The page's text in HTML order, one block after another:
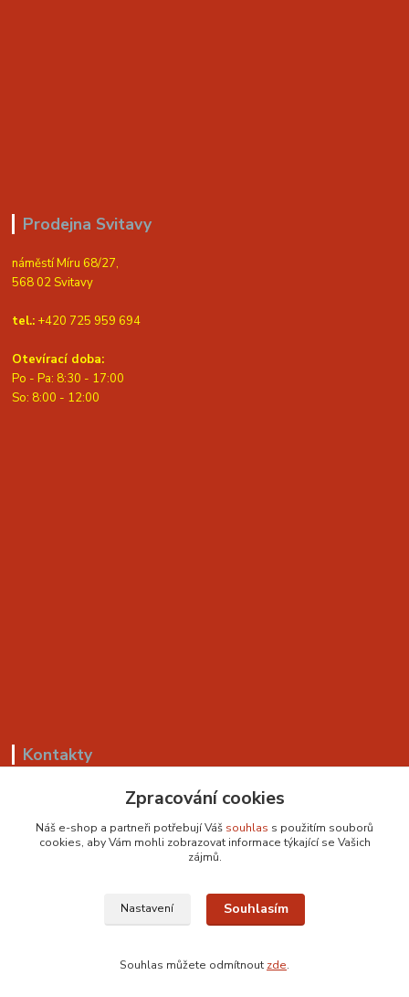
Prodejna Svitavy
náměstí Míru 68/27,
568 02 Svitavy
tel.: +420 725 959 694
Otevírací doba:
Po - Pa: 8:30 - 17:00
So: 8:00 - 12:00
Kontakty
+420 799 530 549
sedackyvysocina@seznam.cz
Zpracování cookies
Náš e-shop a partneři potřebují Váš souhlas s použitím souborů
cookies, aby Vám mohli zobrazovat informace týkající se Vašich
zájmů.
Nastavení Souhlasím
Souhlas můžete odmítnout zde.